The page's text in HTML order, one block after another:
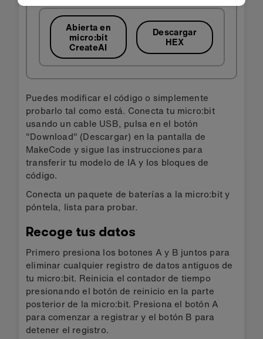
Abierta en
micro:bit
CreateAI
Descargar
HEX
Puedes modificar el código o simplemente
probarlo tal como está. Conecta tu micro:bit
usando un cable USB, pulsa en el botón
"Download" (Descargar) en la pantalla de
MakeCode y sigue las instrucciones para
transferir tu modelo de IA y los bloques de
código.
Conecta un paquete de baterías a la micro:bit y
póntela, lista para probar.
Recoge tus datos
Primero presiona los botones A y B juntos para
eliminar cualquier registro de datos antiguos de
tu micro:bit. Reinicia el contador de tiempo
presionando el botón de reinicio en la parte
posterior de la micro:bit. Presiona el botón A
para comenzar a registrar y el botón B para
detener el registro.